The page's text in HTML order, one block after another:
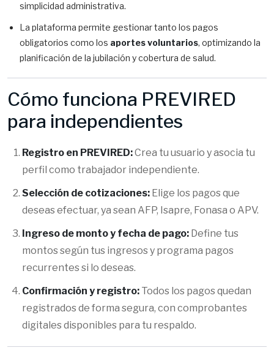
simplicidad administrativa.
La plataforma permite gestionar tanto los pagos
obligatorios como los aportes voluntarios, optimizando la
planificación de la jubilación y cobertura de salud.
Cómo funciona PREVIRED
para independientes
Registro en PREVIRED:Crea tu usuario y asocia tu
perfil como trabajador independiente.
Selección de cotizaciones: Elige los pagos que
deseas efectuar, ya sean AFP, Isapre, Fonasa o APV.
Ingreso de monto y fecha de pago: Define tus
montos según tus ingresos y programa pagos
recurrentes si lo deseas.
Confirmación y registro: Todos los pagos quedan
registrados de forma segura, con comprobantes
digitales disponibles para tu respaldo.